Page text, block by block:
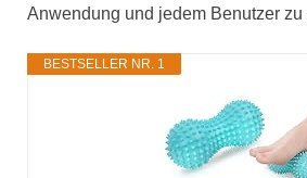
Anwendung und jedem Benutzer zu
BESTSELLER NR. 1